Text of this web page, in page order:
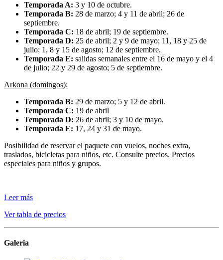
Temporada A: 3 y 10 de octubre.
Temporada B: 28 de marzo; 4 y 11 de abril; 26 de
septiembre.
Temporada C: 18 de abril; 19 de septiembre.
Temporada D: 25 de abril; 2 y 9 de mayo; 11, 18 y 25 de
julio; 1, 8 y 15 de agosto; 12 de septiembre.
Temporada E: salidas semanales entre el 16 de mayo y el 4
de julio; 22 y 29 de agosto; 5 de septiembre.
Arkona (domingos):
Temporada B: 29 de marzo; 5 y 12 de abril.
Temporada C: 19 de abril
Temporada D: 26 de abril; 3 y 10 de mayo.
Temporada E: 17, 24 y 31 de mayo.
Posibilidad de reservar el paquete con vuelos, noches extra,
traslados, bicicletas para niños, etc. Consulte precios. Precios
especiales para niños y grupos.
Leer más
Ver tabla de precios
Galeria